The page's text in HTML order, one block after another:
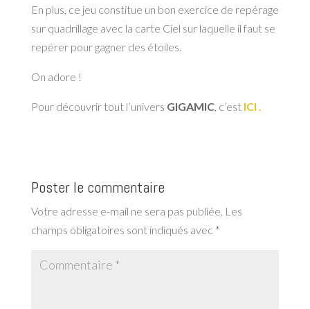
En plus, ce jeu constitue un bon exercice de repérage
sur quadrillage avec la carte Ciel sur laquelle il faut se
repérer pour gagner des étoiles.
On adore !
Pour découvrir tout l’univers GIGAMIC, c’est ICI .
Poster le commentaire
Votre adresse e-mail ne sera pas publiée. Les
champs obligatoires sont indiqués avec *